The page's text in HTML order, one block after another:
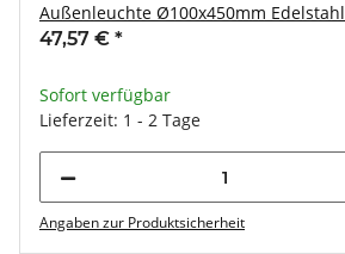
Außenleuchte Ø100x450mm
47,57 € *
Sofort verfügbar
Lieferzeit: 1 - 2 Tage
Angaben zur Produktsicherheit